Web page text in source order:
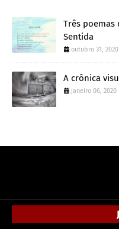
Três poemas
Sentida
outubro 31, 2020
A crônica
janeiro 06, 2020